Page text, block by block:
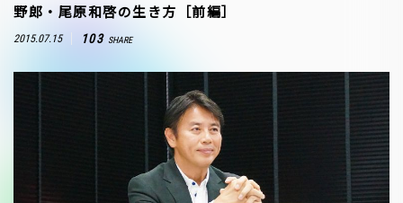
野郎・尾原和啓の生き方［前編］
2015.07.15 103 SHARE